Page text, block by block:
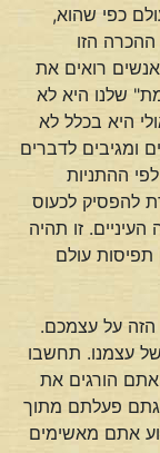
כפי שהוא,
הזו
רואים את
שלנו היא לא
היא בכלל לא
ומגיבים לדברים
ההתניות
להפסיק לכעוס
זו תהיה
עולם
הזה על עצמכם.
עצמנו. תחשבו
הורגים את
פעלתם מתוך
אתם מאשימים